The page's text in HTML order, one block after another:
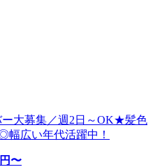
ー大募集／週2日～OK★髪色
広い年代活躍中！
円〜